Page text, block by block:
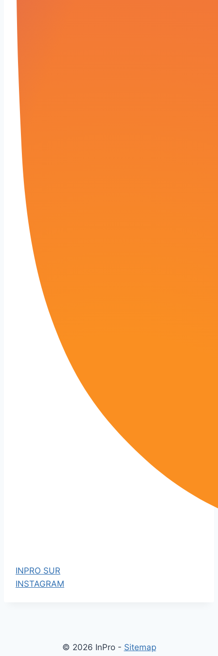
INPRO SUR
INSTAGRAM
© 2026 InPro - Sitemap